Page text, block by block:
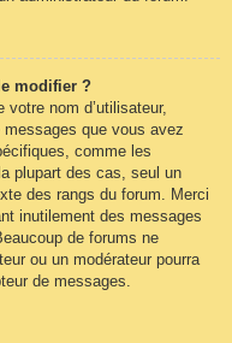
modifier ?
nom d’utilisateur,
que vous avez
comme les
plupart des cas, seul un
des rangs du forum. Merci
inutilement des messages
de forums ne
ou un modérateur pourra
de messages.